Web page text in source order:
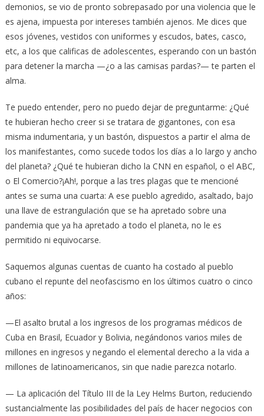
demonios, se vio de pronto sobrepasado por una violencia que le
es ajena, impuesta por intereses también ajenos. Me dices que
esos jóvenes, vestidos con uniformes y escudos, bates, casco,
etc, a los que calificas de adolescentes, esperando con un bastón
para detener la marcha —¿o a las camisas pardas?— te parten el
alma.
Te puedo entender, pero no puedo dejar de preguntarme: ¿Qué
te hubieran hecho creer si se tratara de gigantones, con esa
misma indumentaria, y un bastón, dispuestos a partir el alma de
los manifestantes, como sucede todos los días a lo largo y ancho
del planeta? ¿Qué te hubieran dicho la CNN en español, o el ABC,
o El Comercio?¡Ah!, porque a las tres plagas que te mencioné
antes se suma una cuarta: A ese pueblo agredido, asaltado, bajo
una llave de estrangulación que se ha apretado sobre una
pandemia que ya ha apretado a todo el planeta, no le es
permitido ni equivocarse.
Saquemos algunas cuentas de cuanto ha costado al pueblo
cubano el repunte del neofascismo en los últimos cuatro o cinco
años:
—El asalto brutal a los ingresos de los programas médicos de
Cuba en Brasil, Ecuador y Bolivia, negándonos varios miles de
millones en ingresos y negando el elemental derecho a la vida a
millones de latinoamericanos, sin que nadie parezca notarlo.
— La aplicación del Título III de la Ley Helms Burton, reduciendo
sustancialmente las posibilidades del país de hacer negocios con